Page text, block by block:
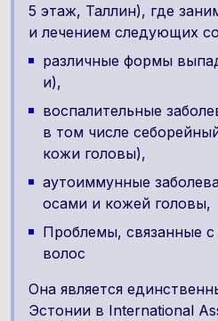
5 этаж, Таллин), где
и лечением следующих
различные формы
и),
воспалительные
в том числе
кожи головы),
аутоиммунные
осами и кожей головы,
Проблемы, связанные
волос
Она является
Эстонии в International